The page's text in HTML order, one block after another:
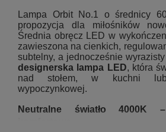
Lampa Orbit No.1 o średnicy
propozycja dla miłośników
Średnia obręcz LED w
zawieszona na cienkich,
subtelny, a jednocześnie
designerska lampa LED, która
nad stołem, w kuchni
wypoczynkowej.
Neutralne światło 4000K